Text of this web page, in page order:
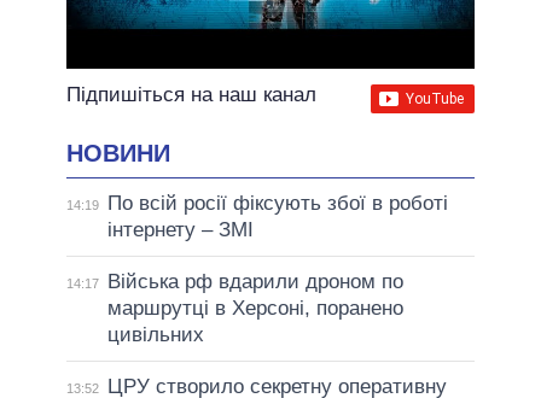
Підпишіться на наш канал
НОВИНИ
14:19
По всій росії фіксують збої в роботі
інтернету – ЗМІ
14:17
Війська рф вдарили дроном по
маршрутці в Херсоні, поранено
цивільних
13:52
ЦРУ створило секретну оперативну